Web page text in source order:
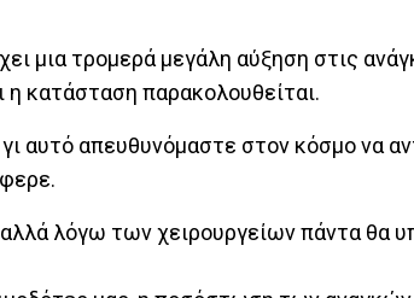
μια τρομερά μεγάλη αύξηση στις
η κατάσταση παρακολουθείται.
αυτό απευθυνόμαστε στον κόσμο να
λόγω των χειρουργείων πάντα θα